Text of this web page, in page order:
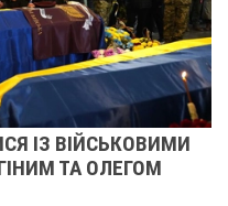
ВІЙСЬКОВИМИ
ТА ОЛЕГОМ